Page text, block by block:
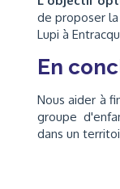
de proposer
Lupi à
En
Nous aider à
groupe
dans un